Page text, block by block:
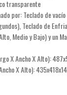
transparente
por: Teclado de vacío
Teclado de
Medio y Bajo) y un
X Ancho X Alto):
X Alto):